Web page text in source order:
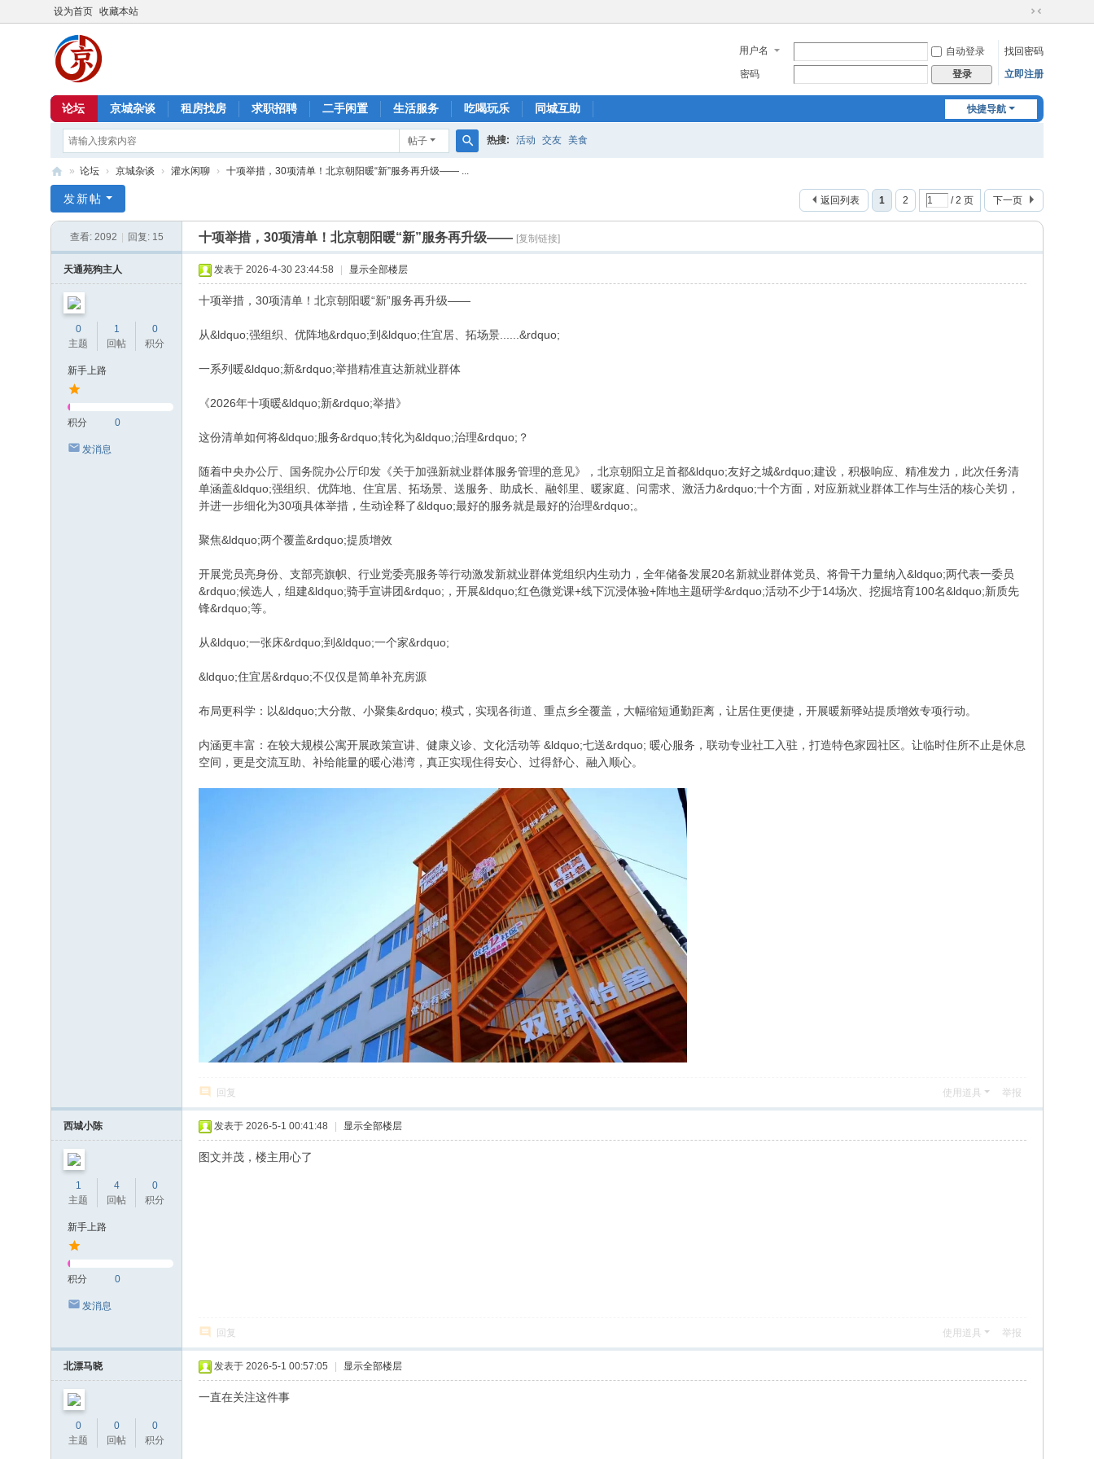
设为首页 收藏本站
切
到
窄
用户名 自动登录
找回密码
密码
登录 立即注册
快捷导航
论坛 京城杂谈 租房找房 求职招聘 二手闲置 生活服务 吃喝玩乐 同城互助
帖子 热搜: 活动 交友 美食
京
» 论坛 › 京城杂谈 › 灌水闲聊 › 十项举措，30项清单！北京朝阳暖“新”服务再升级—— ...
1 2 / 2 页 下一页
返回列表
发新帖
查看: 2092 回复: 15 十项举措，30项清单！北京朝阳暖“新”服务再升级—— [复制链接]
天通苑狗主人
0
主题
1
回帖
0
积分
新手上路
积分 0
发消息
发表于 2026-4-30 23:44:58 显示全部楼层
十项举措，30项清单！北京朝阳暖“新”服务再升级——
从&ldquo;强组织、优阵地&rdquo;到&ldquo;住宜居、拓场景......&rdquo;
一系列暖&ldquo;新&rdquo;举措精准直达新就业群体
《2026年十项暖&ldquo;新&rdquo;举措》
这份清单如何将&ldquo;服务&rdquo;转化为&ldquo;治理&rdquo;？
随着中央办公厅、国务院办公厅印发《关于加强新就业群体服务管理的意见》，北京朝阳立足首都&ldquo;友好之城&rdquo;建设，积极响应、精准发力，此次任务清
单涵盖&ldquo;强组织、优阵地、住宜居、拓场景、送服务、助成长、融邻里、暖家庭、问需求、激活力&rdquo;十个方面，对应新就业群体工作与生活的核心关切，
并进一步细化为30项具体举措，生动诠释了&ldquo;最好的服务就是最好的治理&rdquo;。
聚焦&ldquo;两个覆盖&rdquo;提质增效
开展党员亮身份、支部亮旗帜、行业党委亮服务等行动激发新就业群体党组织内生动力，全年储备发展20名新就业群体党员、将骨干力量纳入&ldquo;两代表一委员
&rdquo;候选人，组建&ldquo;骑手宣讲团&rdquo;，开展&ldquo;红色微党课+线下沉浸体验+阵地主题研学&rdquo;活动不少于14场次、挖掘培育100名&ldquo;新质先
锋&rdquo;等。
从&ldquo;一张床&rdquo;到&ldquo;一个家&rdquo;
&ldquo;住宜居&rdquo;不仅仅是简单补充房源
布局更科学：以&ldquo;大分散、小聚集&rdquo; 模式，实现各街道、重点乡全覆盖，大幅缩短通勤距离，让居住更便捷，开展暖新驿站提质增效专项行动。
内涵更丰富：在较大规模公寓开展政策宣讲、健康义诊、文化活动等 &ldquo;七送&rdquo; 暖心服务，联动专业社工入驻，打造特色家园社区。让临时住所不止是休息
空间，更是交流互助、补给能量的暖心港湾，真正实现住得安心、过得舒心、融入顺心。
回复 使用道具 举报
西城小陈
1
主题
4
回帖
0
积分
新手上路
积分 0
发消息
发表于 2026-5-1 00:41:48 显示全部楼层
图文并茂，楼主用心了
回复 使用道具 举报
北漂马晓
0
主题
0
回帖
0
积分
发表于 2026-5-1 00:57:05 显示全部楼层
一直在关注这件事